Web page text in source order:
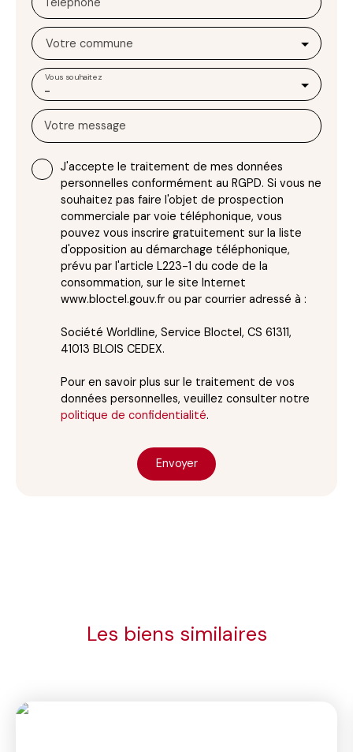
Votre commune
-
Vous souhaitez
Votre message
J'accepte le traitement de mes données
personnelles conformément au RGPD. Si vous ne
souhaitez pas faire l'objet de prospection
commerciale par voie téléphonique, vous
pouvez vous inscrire gratuitement sur la liste
d'opposition au démarchage téléphonique,
prévu par l'article L223-1 du code de la
consommation, sur le site Internet
www.bloctel.gouv.fr ou par courrier adressé à :
Société Worldline, Service Bloctel, CS 61311,
41013 BLOIS CEDEX.
Pour en savoir plus sur le traitement de vos
données personnelles, veuillez consulter notre
politique de confidentialité.
Envoyer
Les biens similaires